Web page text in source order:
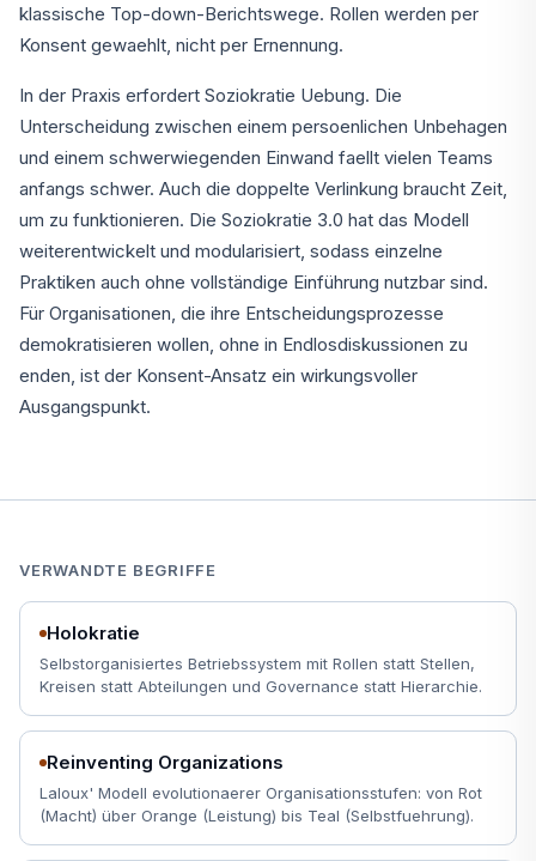
klassische Top-down-Berichtswege. Rollen werden per
Konsent gewaehlt, nicht per Ernennung.
In der Praxis erfordert Soziokratie Uebung. Die
Unterscheidung zwischen einem persoenlichen Unbehagen
und einem schwerwiegenden Einwand faellt vielen Teams
anfangs schwer. Auch die doppelte Verlinkung braucht Zeit,
um zu funktionieren. Die Soziokratie 3.0 hat das Modell
weiterentwickelt und modularisiert, sodass einzelne
Praktiken auch ohne vollständige Einführung nutzbar sind.
Für Organisationen, die ihre Entscheidungsprozesse
demokratisieren wollen, ohne in Endlosdiskussionen zu
enden, ist der Konsent-Ansatz ein wirkungsvoller
Ausgangspunkt.
VERWANDTE BEGRIFFE
Holokratie
Selbstorganisiertes Betriebssystem mit Rollen statt Stellen,
Kreisen statt Abteilungen und Governance statt Hierarchie.
Reinventing Organizations
Laloux' Modell evolutionaerer Organisationsstufen: von Rot
(Macht) über Orange (Leistung) bis Teal (Selbstfuehrung).